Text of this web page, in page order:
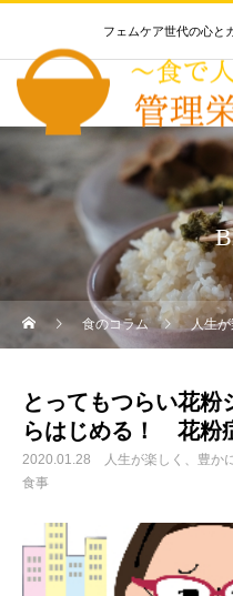
フェムケア世代の心と
食のコラム 人生
とってもつらい花粉
らはじめる！ 花粉
2020.01.28 人生が楽しく、豊か
食事